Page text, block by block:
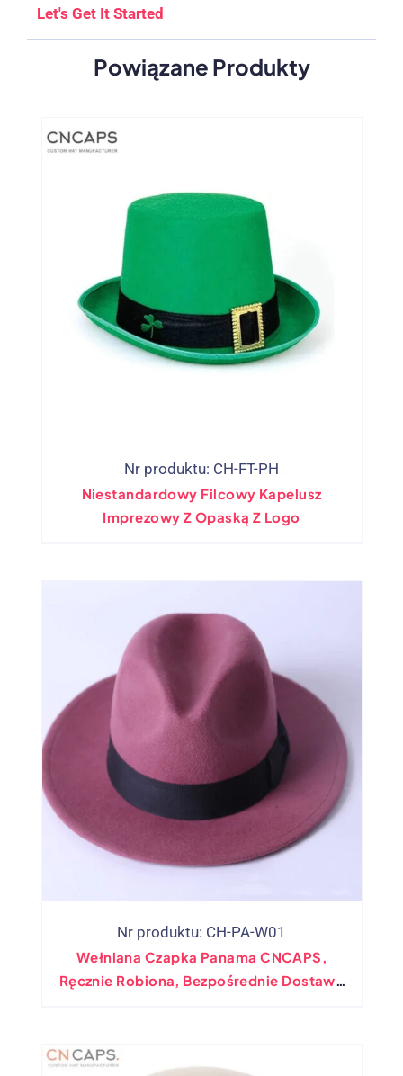
Let's Get It Started
Powiązane Produkty
Nr produktu: CH-FT-PH
Niestandardowy Filcowy Kapelusz
Imprezowy Z Opaską Z Logo
Nr produktu: CH-PA-W01
Wełniana Czapka Panama CNCAPS,
Ręcznie Robiona, Bezpośrednie Dostawy